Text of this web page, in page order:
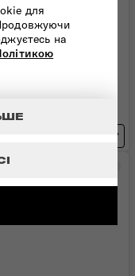
для
на
| 0,74 кг